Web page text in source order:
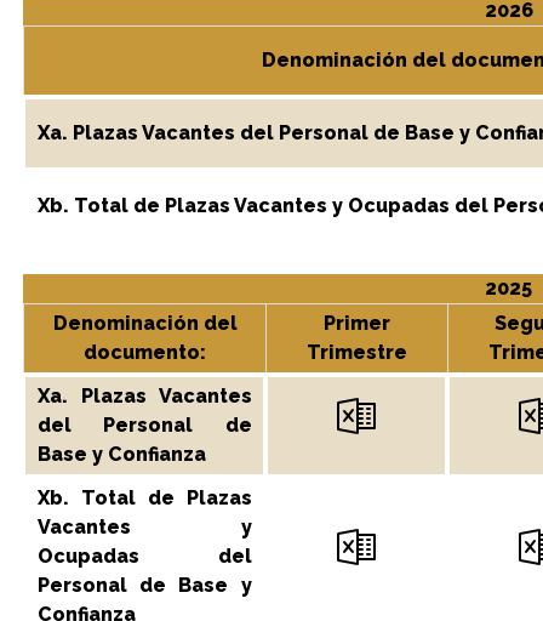
2026
Denominación del
Xa. Plazas Vacantes del Personal de Base y
Xb. Total de Plazas Vacantes y Ocupadas del
2025
Denominación del
documento:
Primer
Trimestre
Xa. Plazas Vacantes
del Personal de
Base y Confianza
Xb. Total de Plazas
Vacantes y
Ocupadas del
Personal de Base y
Confianza